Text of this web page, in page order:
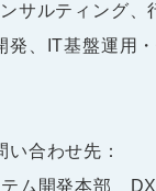
サルティング、
、IT基盤運用
合わせ先：
ム開発本部